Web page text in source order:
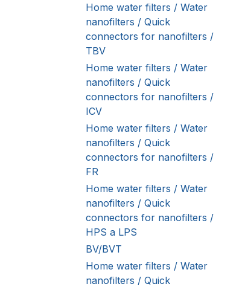
Home water filters / Water
nanofilters / Quick
connectors for nanofilters /
TBV
Home water filters / Water
nanofilters / Quick
connectors for nanofilters /
ICV
Home water filters / Water
nanofilters / Quick
connectors for nanofilters /
FR
Home water filters / Water
nanofilters / Quick
connectors for nanofilters /
HPS a LPS
BV/BVT
Home water filters / Water
nanofilters / Quick